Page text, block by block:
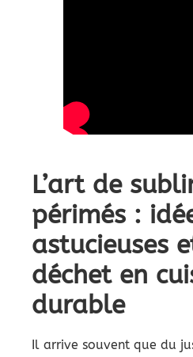
L’art de
périmés :
astucieuses
déchet en
durable
Il arrive souvent que du